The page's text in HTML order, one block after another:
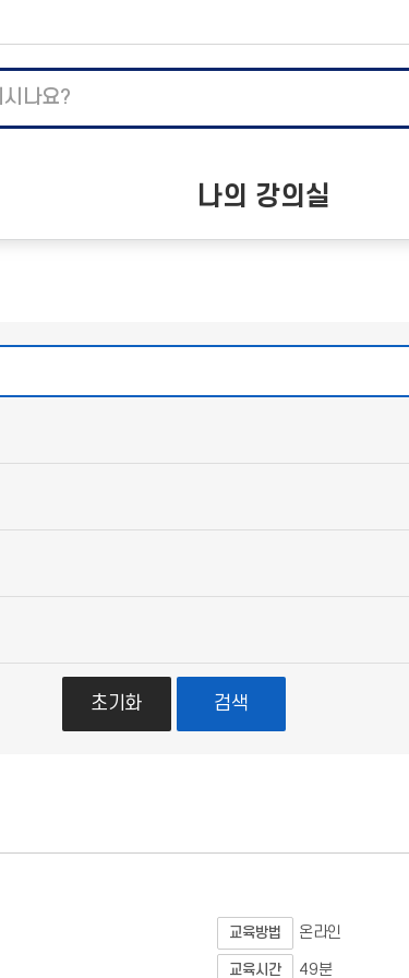
나의 강의실
초기화 검색
교육방법 온라인
교육시간 49분